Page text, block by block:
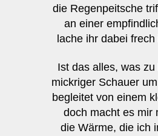
die Regenpeitsche
an einer
lache ihr dabei
Ist das alles, was
mickriger Schauer
begleitet von einem
doch macht es mir
die Wärme, die ich